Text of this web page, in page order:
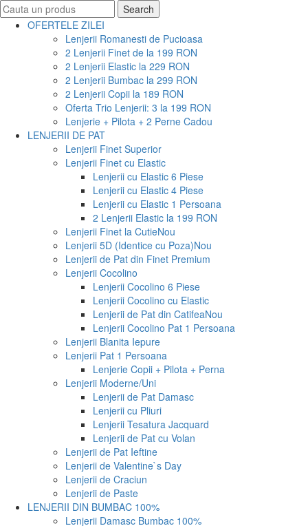
Search
for:
Search
OFERTELE ZILEI
Lenjerii Romanesti de Pucioasa
2 Lenjerii Finet de la 199 RON
2 Lenjerii Elastic la 229 RON
2 Lenjerii Bumbac la 299 RON
2 Lenjerii Copii la 189 RON
Oferta Trio Lenjerii: 3 la 199 RON
Lenjerie + Pilota + 2 Perne Cadou
LENJERII DE PAT
Lenjerii Finet Superior
Lenjerii Finet cu Elastic
Lenjerii cu Elastic 6 Piese
Lenjerii cu Elastic 4 Piese
Lenjerii cu Elastic 1 Persoana
2 Lenjerii Elastic la 199 RON
Lenjerii Finet la CutieNou
Lenjerii 5D (Identice cu Poza)Nou
Lenjerii de Pat din Finet Premium
Lenjerii Cocolino
Lenjerii Cocolino 6 Piese
Lenjerii Cocolino cu Elastic
Lenjerii de Pat din CatifeaNou
Lenjerii Cocolino Pat 1 Persoana
Lenjerii Blanita Iepure
Lenjerii Pat 1 Persoana
Lenjerie Copii + Pilota + Perna
Lenjerii Moderne/Uni
Lenjerii de Pat Damasc
Lenjerii cu Pliuri
Lenjerii Tesatura Jacquard
Lenjerii de Pat cu Volan
Lenjerii de Pat Ieftine
Lenjerii de Valentine`s Day
Lenjerii de Craciun
Lenjerii de Paste
LENJERII DIN BUMBAC 100%
Lenjerii Damasc Bumbac 100%